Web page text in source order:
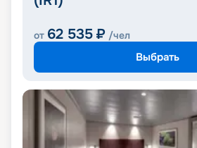
от 62 535 ₽ /чел
Выбрать